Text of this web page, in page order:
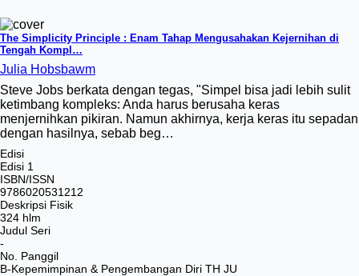
The Simplicity Principle : Enam Tahap Mengusahakan Kejernihan di
Tengah Kompl…
Julia Hobsbawm
Steve Jobs berkata dengan tegas, "Simpel bisa jadi lebih sulit
ketimbang kompleks: Anda harus berusaha keras
menjernihkan pikiran. Namun akhirnya, kerja keras itu sepadan
dengan hasilnya, sebab beg…
Edisi
Edisi 1
ISBN/ISSN
9786020531212
Deskripsi Fisik
324 hlm
Judul Seri
-
No. Panggil
B-Kepemimpinan & Pengembangan Diri TH JU